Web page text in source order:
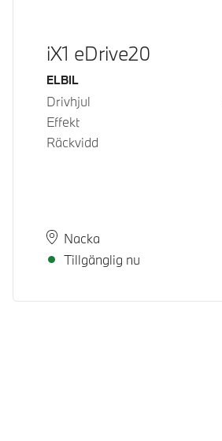
iX1 eDrive20
Bränsle
ELBIL
Drivhjul
Effekt
Räckvidd
PlatsNacka
Leveranstid
Tillgänglig nu